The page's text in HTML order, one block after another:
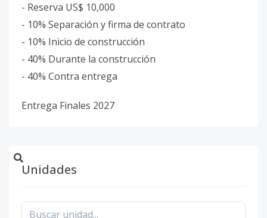
- Reserva US$ 10,000
- 10% Separación y firma de contrato
- 10% Inicio de construcción
- 40% Durante la construcción
- 40% Contra entrega
Entrega Finales 2027
Unidades